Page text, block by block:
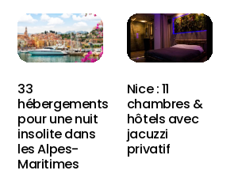
33
hébergements
pour une nuit
insolite dans
les Alpes-
Maritimes
Nice : 11
chambres &
hôtels avec
jacuzzi
privatif